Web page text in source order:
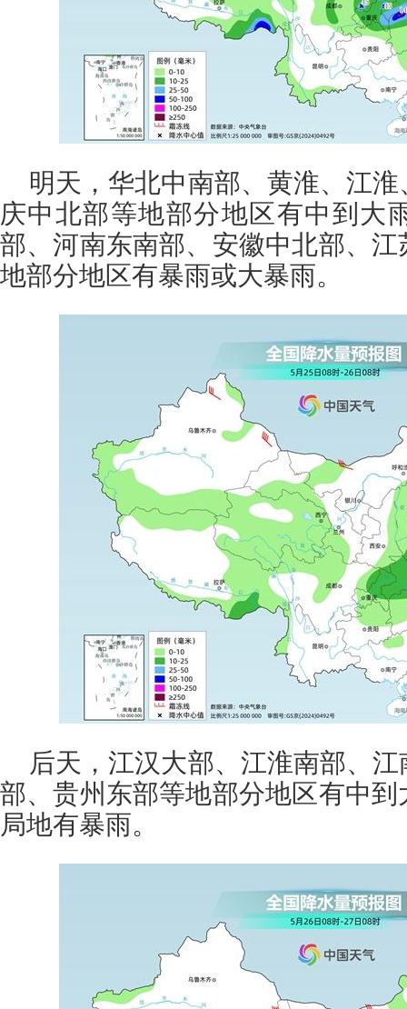
明天，华北中南部、黄淮、江
庆中北部等地部分地区有中到大
部、河南东南部、安徽中北部、
地部分地区有暴雨或大暴雨。
后天，江汉大部、江淮南部、
部、贵州东部等地部分地区有中
局地有暴雨。